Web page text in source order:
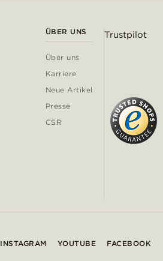
ÜBER UNS
Über uns
Karriere
Neue Artikel
Presse
CSR
Trustpilot
INSTAGRAM YOUTUBE FACEBOOK